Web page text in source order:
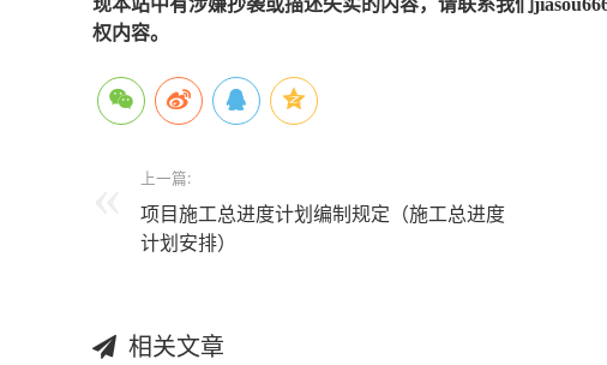
现本站中有涉嫌抄袭或描述失实的内容，请联系我们
权内容。
上一篇:
项目施工总进度计划编制规定（施工总进度
计划安排）
相关文章